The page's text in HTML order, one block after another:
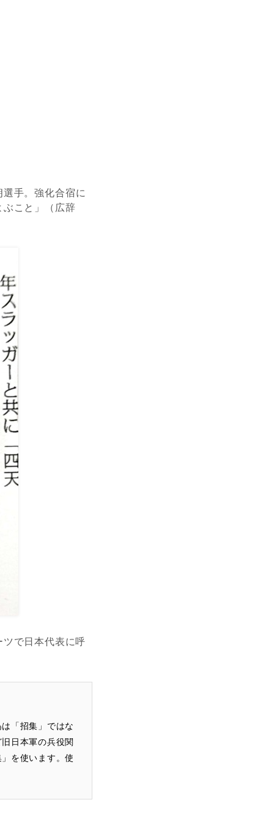
選手。強化合宿に
ぶこと」（広辞
で日本代表に呼
「招集」ではな
日本軍の兵役関
を使います。使